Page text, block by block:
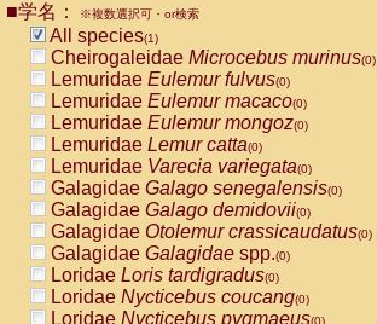
CebidaeCebus nigrivittatus
CebidaeCebus
CebidaeSaimiri boliviensis(0)
CebidaeSaimiri sciureus(0)
AtelidaeAlouatta caraya(0)
AtelidaeAlouatta fusca(0)
AtelidaeAlouatta seniculus
AtelidaeAlouattaspp.(0)
AtelidaeAteles belzebuth(0)
AtelidaeAteles geoffroyi(0)
AtelidaeAteles paniscus(0)
AtelidaeAtelesspp.(0)
Atelidae Lagothrix lagothricha
AtelidaeLagothrix lagothricha cana
PitheciidaeCacajao calvus rubicundus
■学名： ※複数選択可・or検索
All species(1)
Cheirogaleidae Microcebus murinus(0)
Lemuridae Eulemur fulvus(0)
Lemuridae Eulemur macaco(0)
Lemuridae Eulemur mongoz(0)
Lemuridae Lemur catta(0)
Lemuridae Varecia variegata(0)
Galagidae Galago senegalensis(0)
Galagidae Galago demidovii(0)
Galagidae Otolemur crassicaudatus(0)
Galagidae Galagidae spp.(0)
Loridae Loris tardigradus(0)
Loridae Nycticebus coucang(0)
Loridae Nycticebus pygmaeus(0)